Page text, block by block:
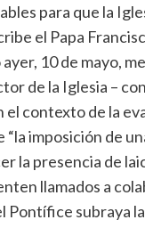
para que la
el Papa
10 de mayo,
de la Iglesia –
el contexto de la
imposición de
la presencia de
llamados a
Pontífice subraya